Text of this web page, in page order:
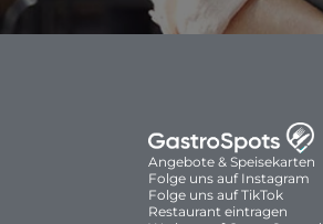
Angebote & Speisekarten
Folge uns auf Instagram
Folge uns auf TikTok
Restaurant eintragen